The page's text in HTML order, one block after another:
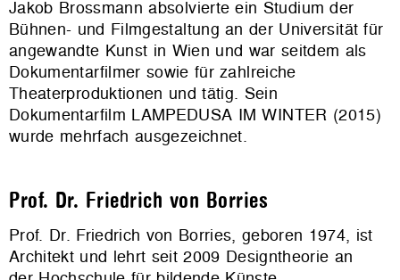
Jakob Brossmann absolvierte ein Studium der
Bühnen- und Filmgestaltung an der Universität für
angewandte Kunst in Wien und war seitdem als
Dokumentarfilmer sowie für zahlreiche
Theaterproduktionen und tätig. Sein
Dokumentarfilm LAMPEDUSA IM WINTER (2015)
wurde mehrfach ausgezeichnet.
Prof. Dr. Friedrich von Borries
Prof. Dr. Friedrich von Borries, geboren 1974, ist
Architekt und lehrt seit 2009 Designtheorie an